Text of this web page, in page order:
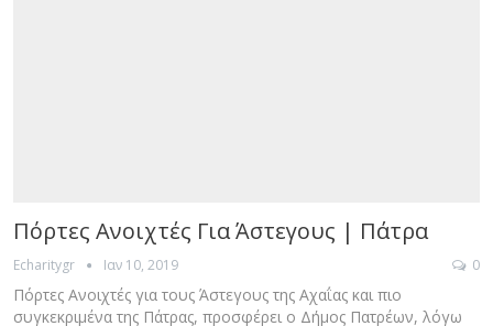
Πόρτες Ανοιχτές Για Άστεγους | Πάτρα
Echaritygr Ιαν 10, 2019 0
Πόρτες Ανοιχτές για τους Άστεγους της Αχαΐας και πιο
συγκεκριμένα της Πάτρας, προσφέρει ο Δήμος Πατρέων, λόγω